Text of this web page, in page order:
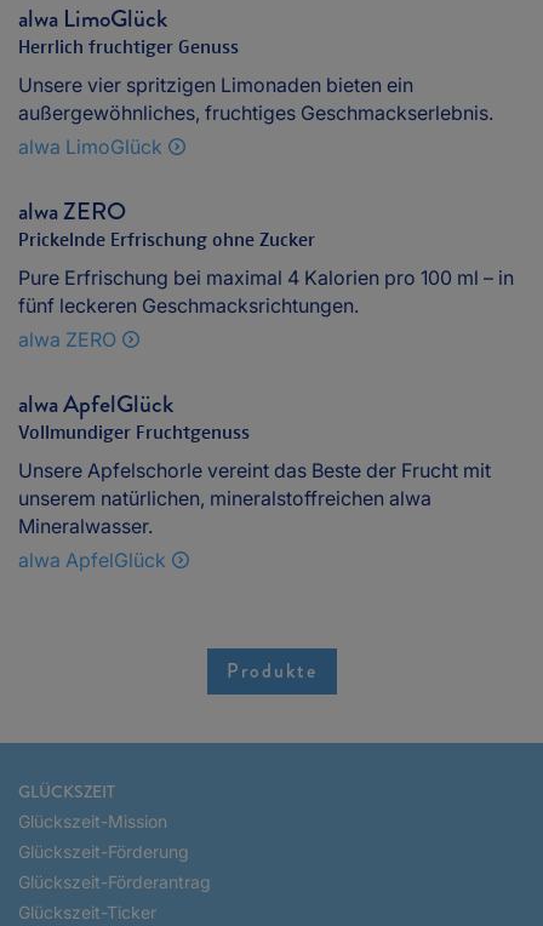
alwa LimoGlück
Herrlich fruchtiger Genuss
Unsere vier spritzigen Limonaden bieten ein
außergewöhnliches, fruchtiges Geschmackserlebnis.
alwa LimoGlück
alwa ZERO
Prickelnde Erfrischung ohne Zucker
Pure Erfrischung bei maximal 4 Kalorien pro 100 ml – in
fünf leckeren Geschmacksrichtungen.
alwa ZERO
alwa ApfelGlück
Vollmundiger Fruchtgenuss
Unsere Apfelschorle vereint das Beste der Frucht mit
unserem natürlichen, mineralstoffreichen alwa
Mineralwasser.
alwa ApfelGlück
Produkte
GLÜCKSZEIT
Glückszeit-Mission
Glückszeit-Förderung
Glückszeit-Förderantrag
Glückszeit-Ticker